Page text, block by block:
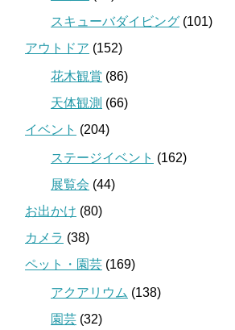
スキューバダイビング (101)
アウトドア (152)
花木観賞 (86)
天体観測 (66)
イベント (204)
ステージイベント (162)
展覧会 (44)
お出かけ (80)
カメラ (38)
ペット・園芸 (169)
アクアリウム (138)
園芸 (32)